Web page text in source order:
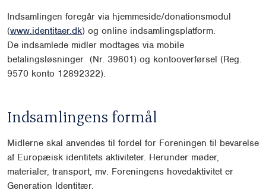
Indsamlingen foregår via hjemmeside/donationsmodul
(www.identitaer.dk) og online indsamlingsplatform.
De indsamlede midler modtages via mobile
betalingsløsninger (Nr. 39601) og kontooverførsel (Reg.
9570 konto 12892322).
Indsamlingens formål
Midlerne skal anvendes til fordel for Foreningen til bevarelse
af Europæisk identitets aktiviteter. Herunder møder,
materialer, transport, mv. Foreningens hovedaktivitet er
Generation Identitær.